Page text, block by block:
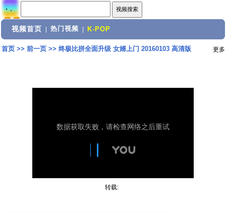
视频首页 热门视频 K-POP
首页>> 前一页>> 终极比拼全面升级 女婿上门 20160103 高清版 更多
转载: